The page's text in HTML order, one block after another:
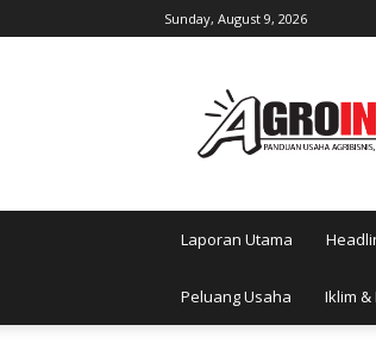
Sunday, August 9, 2026
Laporan Utama
Peluang Usaha Iklim